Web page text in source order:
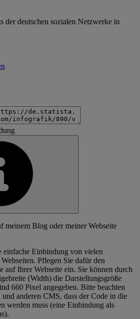
der deutschen sozialen Netzwerke in
meinem Blog oder meiner Webseite
einfache Einbindung von vielen
Pflegen Sie dafür den
auf Ihrer Webseite ein. Sie können durch
(Width) die Darstellungsgröße
660 Pixel angegeben. Bitte beachten
und anderen CMS, dass der Code in die
werden muss (eine Einbindung als